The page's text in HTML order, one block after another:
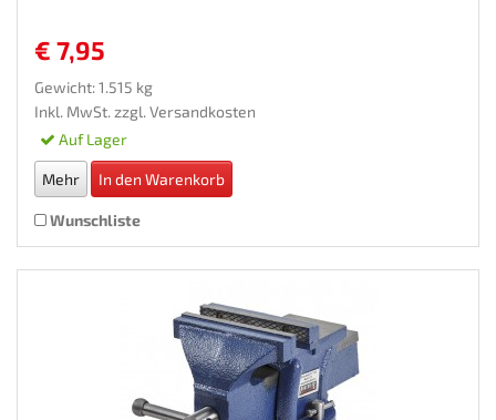
€ 7,95
Gewicht: 1.515 kg
Inkl. MwSt. zzgl. Versandkosten
Auf Lager
Mehr In den Warenkorb
Wunschliste